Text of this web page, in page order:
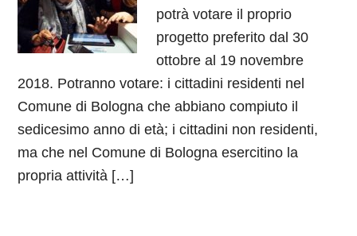
potrà votare il proprio
progetto preferito dal 30
ottobre al 19 novembre
2018. Potranno votare: i cittadini residenti nel
Comune di Bologna che abbiano compiuto il
sedicesimo anno di età; i cittadini non residenti,
ma che nel Comune di Bologna esercitino la
propria attività […]